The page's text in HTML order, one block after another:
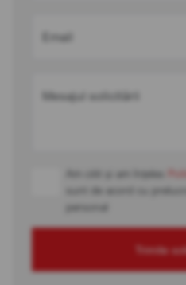
Email
Mesajul solicitării
Am citit și am înțeles
sunt de acord cu
personal
Trimite